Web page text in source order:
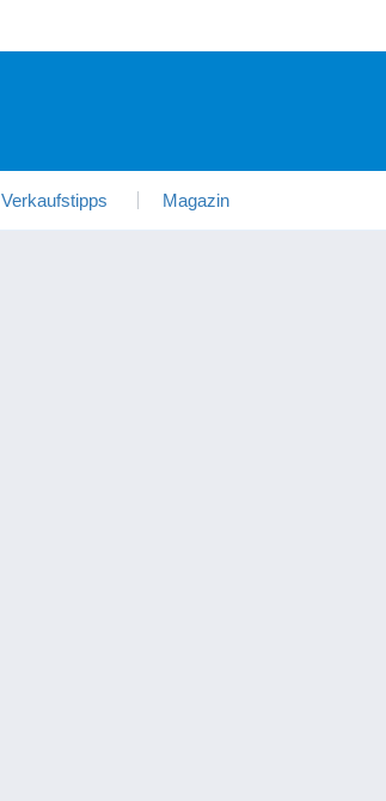
Verkaufstipps Magazin